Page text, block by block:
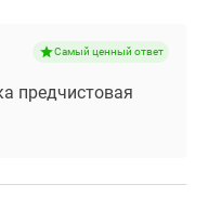
Самый ценный ответ
предчистовая